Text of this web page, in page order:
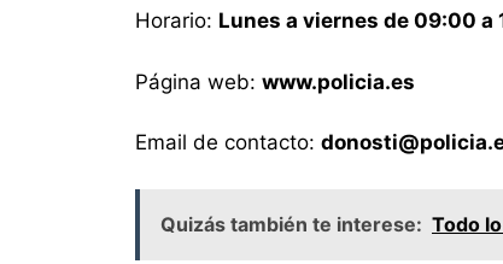
Horario: Lunes a viernes de 09:00 a
Página web: www.policia.es
Email de contacto:
Quizás también te interese: Todo